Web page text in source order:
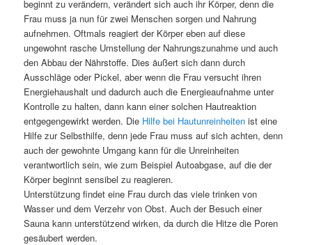
beginnt zu verändern, verändert sich auch ihr Körper, denn die
Frau muss ja nun für zwei Menschen sorgen und Nahrung
aufnehmen. Oftmals reagiert der Körper eben auf diese
ungewohnt rasche Umstellung der Nahrungszunahme und auch
den Abbau der Nährstoffe. Dies äußert sich dann durch
Ausschläge oder Pickel, aber wenn die Frau versucht ihren
Energiehaushalt und dadurch auch die Energieaufnahme unter
Kontrolle zu halten, dann kann einer solchen Hautreaktion
entgegengewirkt werden. Die Hilfe bei Hautunreinheiten ist eine
Hilfe zur Selbsthilfe, denn jede Frau muss auf sich achten, denn
auch der gewohnte Umgang kann für die Unreinheiten
verantwortlich sein, wie zum Beispiel Autoabgase, auf die der
Körper beginnt sensibel zu reagieren.
Unterstützung findet eine Frau durch das viele trinken von
Wasser und dem Verzehr von Obst. Auch der Besuch einer
Sauna kann unterstützend wirken, da durch die Hitze die Poren
gesäubert werden.